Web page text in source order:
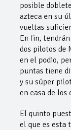
posible
azteca en su
vueltas
En fin,
dos pilotos de
en el podio,
puntas tiene
y su súper
en casa de los
El quinto
el que es esta